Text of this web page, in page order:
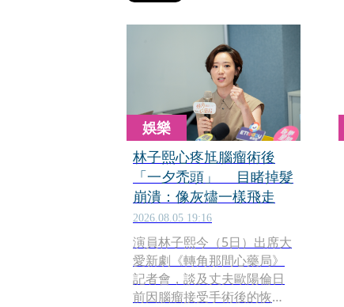
娛樂
林子熙心疼尪腦瘤術後
「一夕禿頭」 目睹掉髮
崩潰：像灰燼一樣飛走
2026.08.05 19:16
演員林子熙今（5日）出席大
愛新劇《轉角那間心藥局》
記者會，談及丈夫歐陽倫日
前因腦瘤接受手術後的恢復